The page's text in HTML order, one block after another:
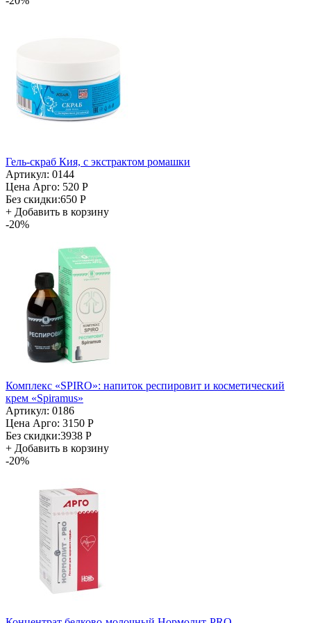
Гель-скраб Кия, с экстрактом ромашки
Артикул: 0144
Цена Арго: 520 Р
Без скидки:650 Р
+ Добавить в корзину
-20%
Комплекс «SPIRO»: напиток респировит и косметический
крем «Spiramus»
Артикул: 0186
Цена Арго: 3150 Р
Без скидки:3938 Р
+ Добавить в корзину
-20%